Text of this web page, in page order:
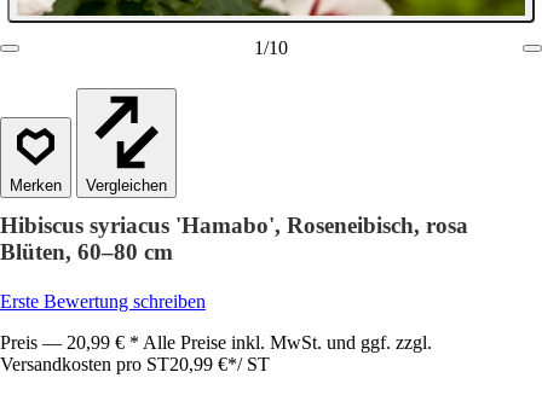
1/10
Vergleichen
Hibiscus syriacus 'Hamabo', Roseneibisch, rosa
Blüten, 60–80 cm
Erste Bewertung schreiben
Preis — 20,99 € * Alle Preise inkl. MwSt. und ggf. zzgl.
Versandkosten pro ST20,99 €*/ ST